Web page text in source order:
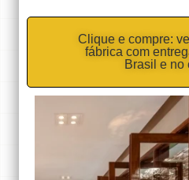
Clique e compre:
fábrica com
Brasil e no